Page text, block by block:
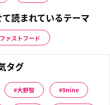
読まれているテーマ
ァストフード
タグ
大野智 9nine